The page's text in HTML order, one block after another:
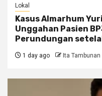
Lokal
Kasus Almarhum
Unggahan Pasien
Perundungan
1 day ago Ita Tambunan